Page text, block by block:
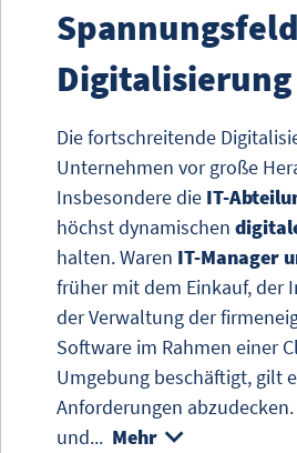
Digitalisierung
Die fortschreitende
Unternehmen vor große
Insbesondere die IT-
höchst dynamischen
halten. Waren IT-Manager
früher mit dem Einkauf, der
der Verwaltung der
Software im Rahmen einer
Umgebung beschäftigt, gilt
Anforderungen abzudecken.
und... Mehr